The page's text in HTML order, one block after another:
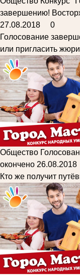
завершению!
27.08.2018
0
Голосование
или пригласить
Общество
окончено
Кто же получит